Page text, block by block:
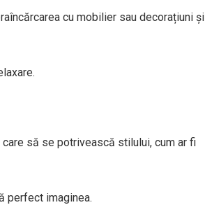
cu mobilier sau decorațiuni și
să se potrivească stilului, cum ar fi
perfect imaginea.